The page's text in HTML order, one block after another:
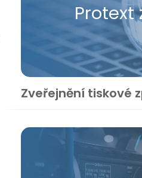
Protext
Zveřejnění tiskové